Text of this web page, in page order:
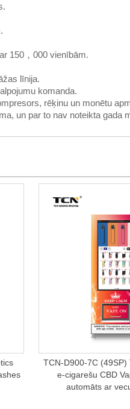
150，000 vienībām.
līnija.
komanda.
rēķinu un monētu
un par to nav noteikta gada
TCN-D900-7C
e-cigarešu CBD
automāts ar